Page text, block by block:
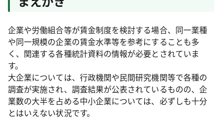
企業や労働組合等が賃金制度を検討する場合、同一業種
や同一規模の企業の賃金水準等を参考にすることも多
く、関連する各種統計資料の情報が必要とされていま
す。
大企業については、行政機関や民間研究機関等で各種の
調査が実施され、調査結果が公表されているものの、企
業数の大半を占める中小企業については、必ずしも十分
とはいえない状況です。